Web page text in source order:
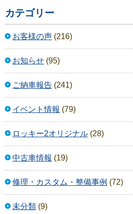
カテゴリー
お客様の声 (216)
お知らせ (95)
ご納車報告 (241)
イベント情報 (79)
ロッキー2オリジナル (28)
中古車情報 (19)
修理・カスタム・整備事例 (72)
未分類 (9)